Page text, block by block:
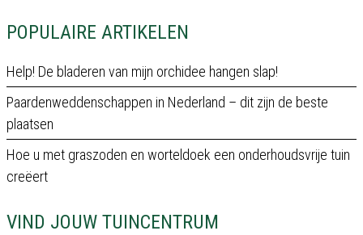
POPULAIRE ARTIKELEN
Help! De bladeren van mijn orchidee hangen slap!
Paardenweddenschappen in Nederland – dit zijn de beste
plaatsen
Hoe u met graszoden en worteldoek een onderhoudsvrije tuin
creëert
VIND JOUW TUINCENTRUM